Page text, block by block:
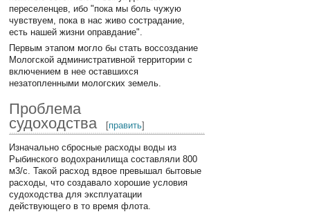
переселенцев, ибо "пока мы боль чужую
чувствуем, пока в нас живо сострадание,
есть нашей жизни оправдание".
Первым этапом могло бы стать воссоздание
Мологской административной территории с
включением в нее оставшихся
незатопленными мологских земель.
Проблема
судоходства
[править]
Изначально сбросные расходы воды из
Рыбинского водохранилища составляли 800
м3/с. Такой расход вдвое превышал бытовые
расходы, что создавало хорошие условия
судоходства для эксплуатации
действующего в то время флота.